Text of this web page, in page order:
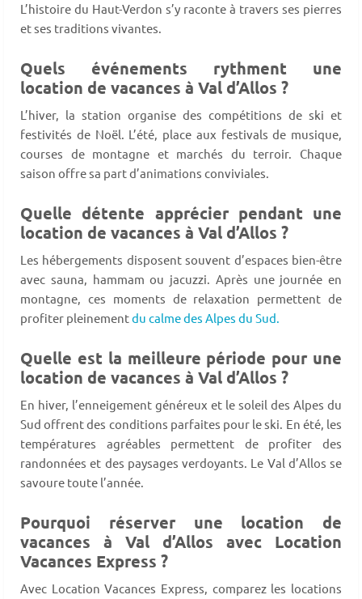
L’histoire du Haut-Verdon s’y raconte à travers ses pierres
et ses traditions vivantes.
Quels événements rythment une
location de vacances à Val d’Allos ?
L’hiver, la station organise des compétitions de ski et
festivités de Noël. L’été, place aux festivals de musique,
courses de montagne et marchés du terroir. Chaque
saison offre sa part d’animations conviviales.
Quelle détente apprécier pendant une
location de vacances à Val d’Allos ?
Les hébergements disposent souvent d’espaces bien-être
avec sauna, hammam ou jacuzzi. Après une journée en
montagne, ces moments de relaxation permettent de
profiter pleinementdu calme des Alpes du Sud.
Quelle est la meilleure période pour une
location de vacances à Val d’Allos ?
En hiver, l’enneigement généreux et le soleil des Alpes du
Sud offrent des conditions parfaites pour le ski. En été, les
températures agréables permettent de profiter des
randonnées et des paysages verdoyants. Le Val d’Allos se
savoure toute l’année.
Pourquoi réserver une location de
vacances à Val d’Allos avec Location
Vacances Express ?
Avec Location Vacances Express, comparez les locations